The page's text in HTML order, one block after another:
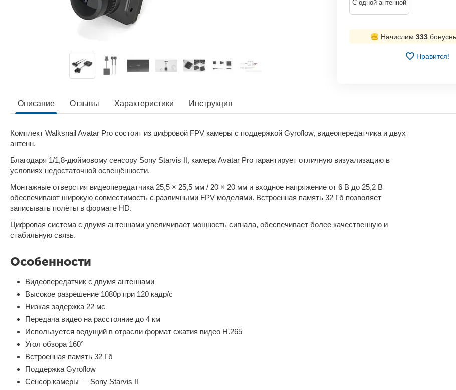
С одной антенной
Начислим 333
Нравится!
Описание Отзывы Характеристики Инструкция
Комплект Walksnail Avatar Pro состоит из цифровой FPV камеры с поддержкой Gyroflow, видеопередатчика и двух
антенн.
Благодаря 1/1,8-дюймовому сенсору Sony Starvis Ⅱ, камера Avatar Pro гарантирует отличную визуализацию в
условиях недостаточной освещённости.
Монтажные отверстия видеопередатчика 25,5 × 25,5 мм / 20 × 20 мм и входное напряжение от 6 В до 25,2 В
обеспечивают широкую совместимость с различными FPV моделями. Встроенная память 32 Гб позволяет
записывать полёты в формате HD.
Цифровая система с двумя антеннами увеличивает мощность сигнала, обеспечивает более качественную и
стабильную связь.
Особенности
Видеопередатчик с двумя антеннами
Высокое разрешение 1080p при 120 кадр/с
Низкая задержка 22 мс
Передача видео на расстояние до 4 км
Используется ведущий в отрасли формат сжатия видео H.265
Угол обзора 160°
Встроенная память 32 Гб
Поддержка Gyroflow
Сенсор камеры — Sony Starvis Ⅱ